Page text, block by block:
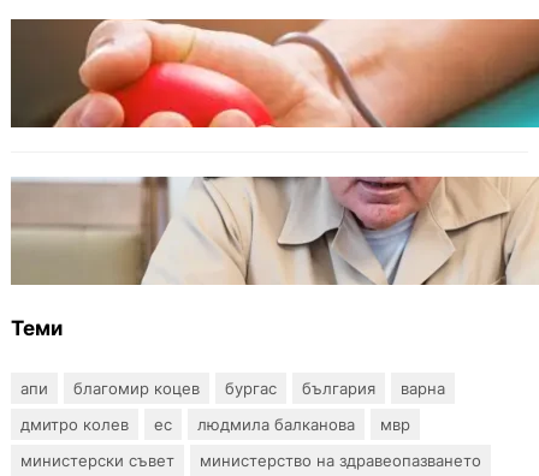
ОБЩЕСТВО
Варна има спешна нужда от кръводарители
с кръвна група 0+
БЪЛГАРИЯ
Ефтимов: Няма преднамерени действия
срещу България, дронът край Кардам е бил
примамка
Теми
апи благомир коцев бургас българия
варна
дмитро колев
ес людмила балканова
мвр
министерски съвет
министерство на здравеопазването